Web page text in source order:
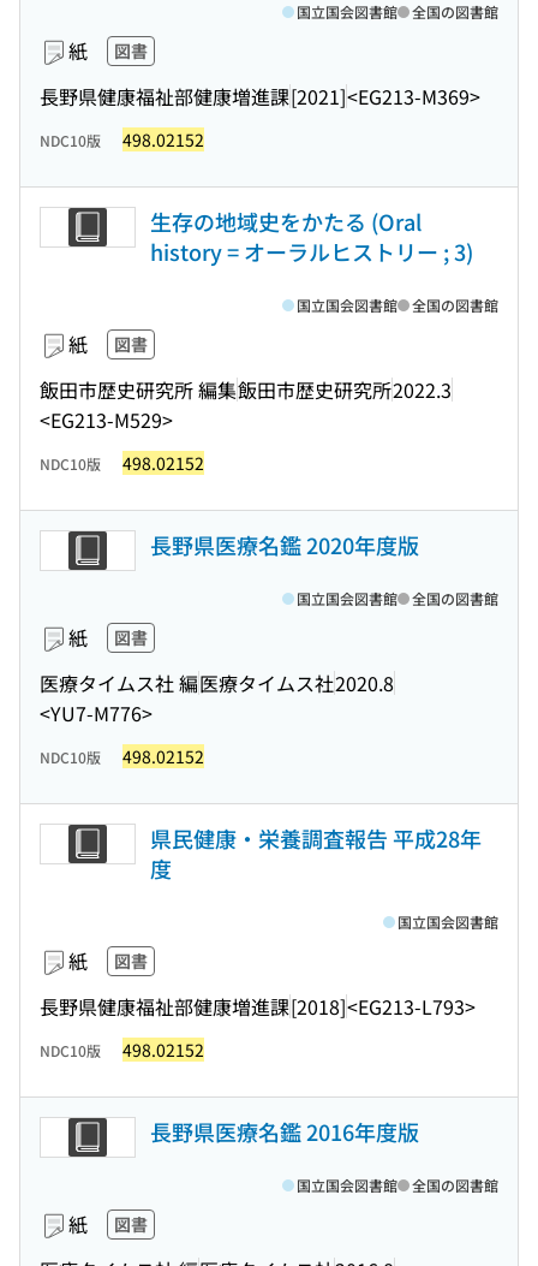
紙 図書
長野県健康福祉部健康増進課[2021]<EG213-M369>
国立国会図書館 全国の図書館
NDC10版 498.02152
生存の地域史をかたる (Oral
history = オーラルヒストリー ; 3)
紙 図書
飯田市歴史研究所 編集飯田市歴史研究所2022.3
<EG213-M529>
国立国会図書館 全国の図書館
NDC10版 498.02152
長野県医療名鑑 2020年度版
紙 図書
医療タイムス社 編医療タイムス社2020.8
<YU7-M776>
国立国会図書館 全国の図書館
NDC10版 498.02152
県民健康・栄養調査報告 平成28年
度
紙 図書
長野県健康福祉部健康増進課[2018]<EG213-L793>
国立国会図書館
NDC10版 498.02152
長野県医療名鑑 2016年度版
紙 図書
国立国会図書館 全国の図書館